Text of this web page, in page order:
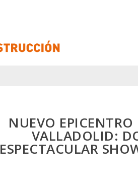
NUEVO
VALLADOLID:
ESPECTACULAR